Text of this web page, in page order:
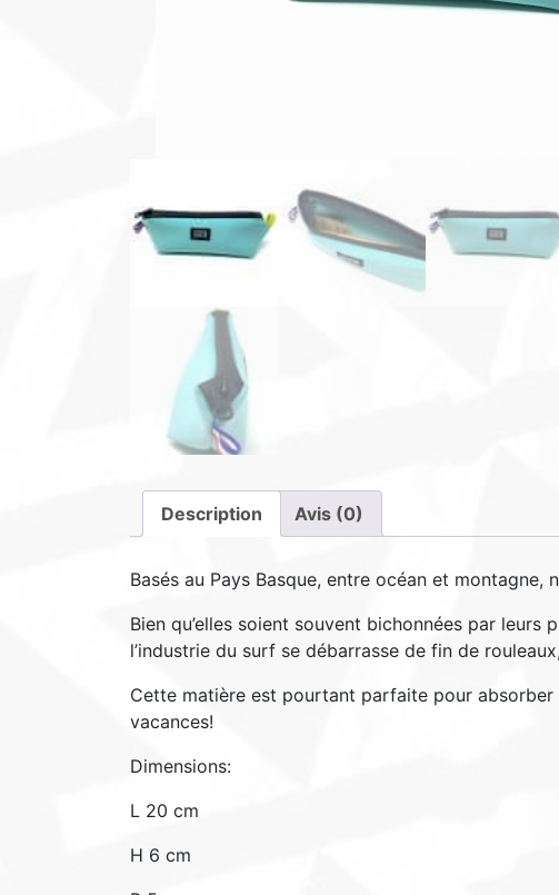
Description Avis (0)
Basés au Pays Basque, entre océan et
Bien qu’elles soient souvent bichonnées par
l’industrie du surf se débarrasse de fin de
Cette matière est pourtant parfaite pour
vacances!
Dimensions:
L 20 cm
H 6 cm